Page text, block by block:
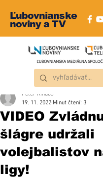
Ľubovnianske
noviny a TV
VIDEO
šlágre udržali
volejbalistov
ligy!
Peter Rindoš
19. 11. 2022 Minut čtení: 3